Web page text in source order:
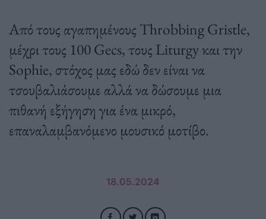
Από τους αγαπημένους Throbbing Gristle,
μέχρι τους 100 Gecs, τους Liturgy και την
Sophie, στόχος μας εδώ δεν είναι να
τσουβαλιάσουμε αλλά να δώσουμε μια
πιθανή εξήγηση για ένα μικρό,
επαναλαμβανόμενο μουσικό μοτίβο.
18.05.2024